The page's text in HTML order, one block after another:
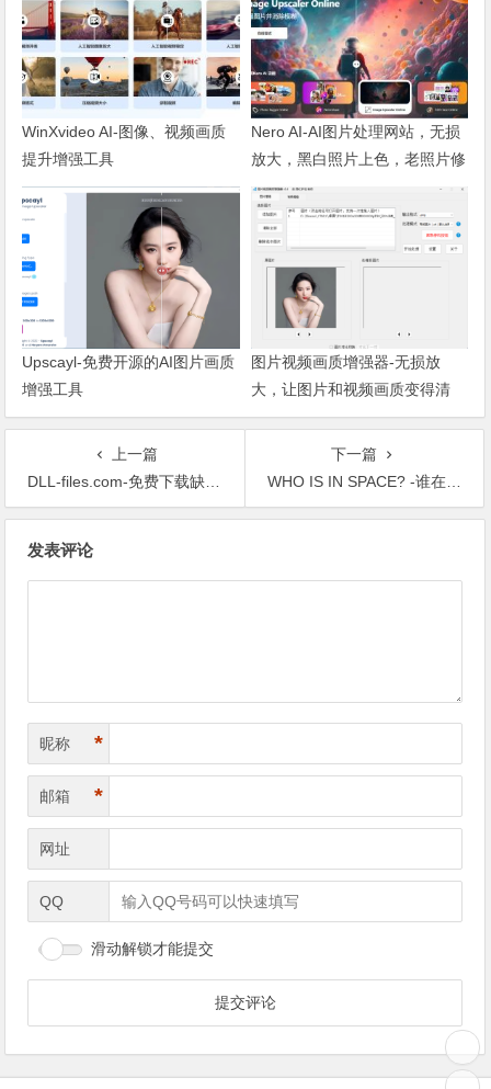
WinXvideo AI-图像、视频画质
提升增强工具
Nero AI-AI图片处理网站，无损
放大，黑白照片上色，老照片修
复，动态照片全都有！
Upscayl-免费开源的AI图片画质
增强工具
图片视频画质增强器-无损放
大，让图片和视频画质变得清
晰！
上一篇
DLL-files.com-免费下载缺失的 DLL 文件
下一篇
WHO IS IN SPACE? -谁在太空中？
发表评论
昵称 *
邮箱 *
网址
QQ
滑动解锁才能提交